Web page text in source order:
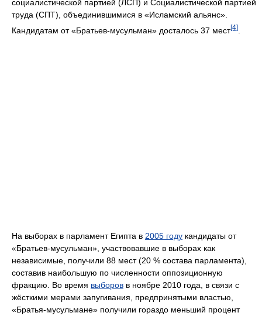
социалистической партией (ЛСП) и Социалистической партией
труда (СПТ), объединившимися в «Исламский альянс».
Кандидатам от «Братьев-мусульман» досталось 37 мест[4]
На выборах в парламент Египта в 2005 году кандидаты от
«Братьев-мусульман», участвовавшие в выборах как
независимые, получили 88 мест (20 % состава парламента),
составив наибольшую по численности оппозиционную
фракцию. Во время выборов в ноябре 2010 года, в связи с
жёсткими мерами запугивания, предпринятыми властью,
«Братья-мусульмане» получили гораздо меньший процент